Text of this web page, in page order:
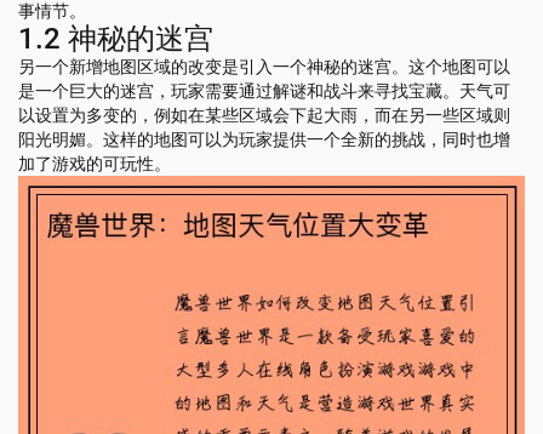
事情节。
1.2 神秘的迷宫
另一个新增地图区域的改变是引入一个神秘的迷宫。这个地图可以
是一个巨大的迷宫，玩家需要通过解谜和战斗来寻找宝藏。天气可
以设置为多变的，例如在某些区域会下起大雨，而在另一些区域则
阳光明媚。这样的地图可以为玩家提供一个全新的挑战，同时也增
加了游戏的可玩性。